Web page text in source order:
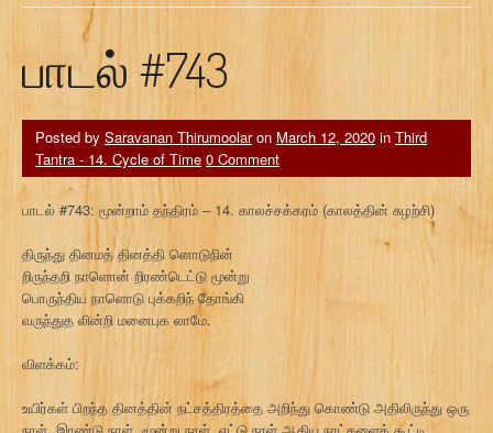
பாடல் #743
Posted by Saravanan Thirumoolaron March 12, 2020 in Third
Tantra - 14. Cycle of Time 0 Comment
பாடல் #743: மூன்றாம் தந்திரம் – 14. காலச்சக்கரம் (காலத்தின் சுழற்சி)
திருந்து தினமத் தினத்தி னொடுநின்
றிருந்தறி நாளொன் றிரண்டெட்டு மூன்று
பொருந்திய நாளொடு புக்கறிந் தோங்கி
வருந்துத லின்றி மனைபுக லாமே.
விளக்கம்:
உயிர்கள் பிறந்த தினத்தின் நட்சத்திரத்தை அறிந்து கொண்டு அதிலிருந்து ஒரு